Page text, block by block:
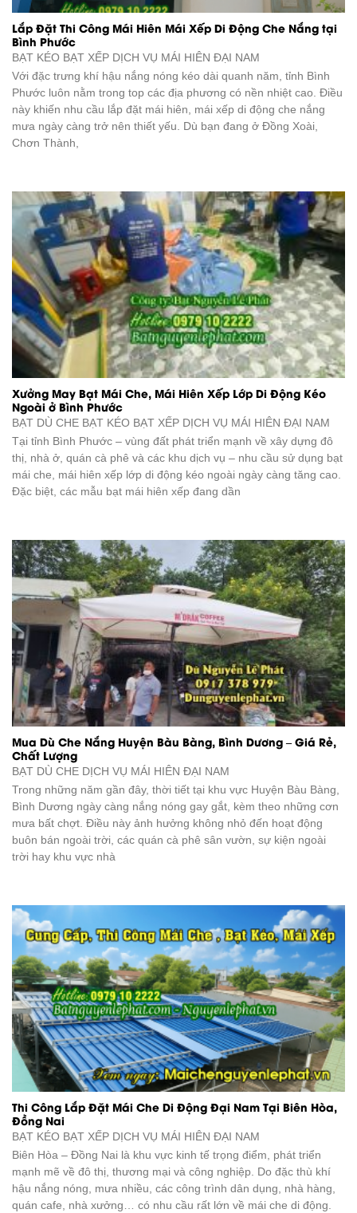
Lắp Đặt Thi Công Mái Hiên Mái Xếp Di Động Che Nắng tại
Bình Phước
BẠT KÉO BẠT XẾP DỊCH VỤ MÁI HIÊN ĐẠI NAM
Với đặc trưng khí hậu nắng nóng kéo dài quanh năm, tỉnh Bình
Phước luôn nằm trong top các địa phương có nền nhiệt cao. Điều
này khiến nhu cầu lắp đặt mái hiên, mái xếp di động che nắng
mưa ngày càng trở nên thiết yếu. Dù bạn đang ở Đồng Xoài,
Chơn Thành,
Xưởng May Bạt Mái Che, Mái Hiên Xếp Lớp Di Động Kéo
Ngoài ở Bình Phước
BẠT DÙ CHE BẠT KÉO BẠT XẾP DỊCH VỤ MÁI HIÊN ĐẠI NAM
Tại tỉnh Bình Phước – vùng đất phát triển mạnh về xây dựng đô
thị, nhà ở, quán cà phê và các khu dịch vụ – nhu cầu sử dụng bạt
mái che, mái hiên xếp lớp di động kéo ngoài ngày càng tăng cao.
Đặc biệt, các mẫu bạt mái hiên xếp đang dần
Mua Dù Che Nắng Huyện Bàu Bàng, Bình Dương – Giá Rẻ,
Chất Lượng
BẠT DÙ CHE DỊCH VỤ MÁI HIÊN ĐẠI NAM
Trong những năm gần đây, thời tiết tại khu vực Huyện Bàu Bàng,
Bình Dương ngày càng nắng nóng gay gắt, kèm theo những cơn
mưa bất chợt. Điều này ảnh hưởng không nhỏ đến hoạt động
buôn bán ngoài trời, các quán cà phê sân vườn, sự kiện ngoài
trời hay khu vực nhà
Thi Công Lắp Đặt Mái Che Di Động Đại Nam Tại Biên Hòa,
Đồng Nai
BẠT KÉO BẠT XẾP DỊCH VỤ MÁI HIÊN ĐẠI NAM
Biên Hòa – Đồng Nai là khu vực kinh tế trọng điểm, phát triển
mạnh mẽ về đô thị, thương mại và công nghiệp. Do đặc thù khí
hậu nắng nóng, mưa nhiều, các công trình dân dụng, nhà hàng,
quán cafe, nhà xưởng… có nhu cầu rất lớn về mái che di động.